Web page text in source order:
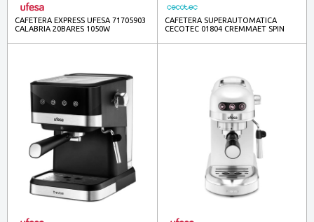
CAFETERA EXPRESS UFESA 71705903
CALABRIA 20BARES 1050W
CAFETERA SUPERAUTOMATICA
CECOTEC 01804 CREMMAET SPIN